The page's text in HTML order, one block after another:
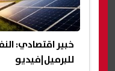
للبرميل|فيديو